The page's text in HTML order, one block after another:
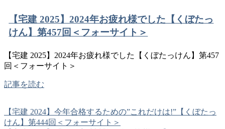
【宅建 2025】2024年お疲れ様でした【くぼたっ
けん】第457回＜フォーサイト＞
【宅建 2025】2024年お疲れ様でした【くぼたっけん】第457
回＜フォーサイト＞
記事を読む
【宅建 2024】今年合格するための”これだけは!”【くぼたっ
けん】第444回＜フォーサイト＞